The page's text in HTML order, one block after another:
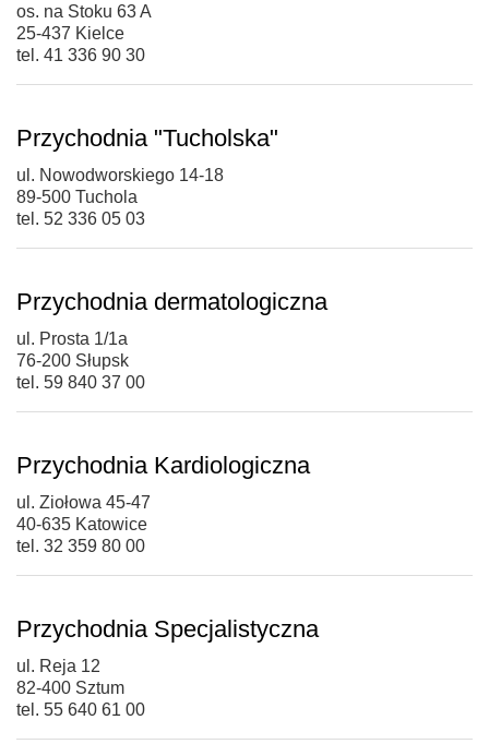
os. na Stoku 63 A
25-437 Kielce
tel. 41 336 90 30
Przychodnia "Tucholska"
ul. Nowodworskiego 14-18
89-500 Tuchola
tel. 52 336 05 03
Przychodnia dermatologiczna
ul. Prosta 1/1a
76-200 Słupsk
tel. 59 840 37 00
Przychodnia Kardiologiczna
ul. Ziołowa 45-47
40-635 Katowice
tel. 32 359 80 00
Przychodnia Specjalistyczna
ul. Reja 12
82-400 Sztum
tel. 55 640 61 00